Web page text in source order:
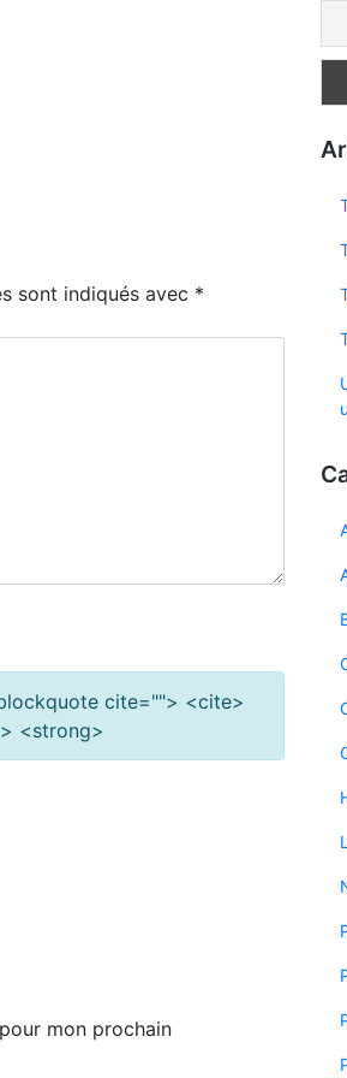
sont indiqués avec *
cite=""> <cite>
<strong>
mon prochain